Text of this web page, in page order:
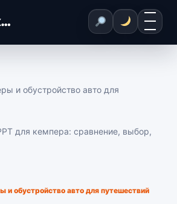
Блог гаражного мастера Меню
и обустройство авто для
для кемпера: сравнение, выбор,
и обустройство авто для путешествий